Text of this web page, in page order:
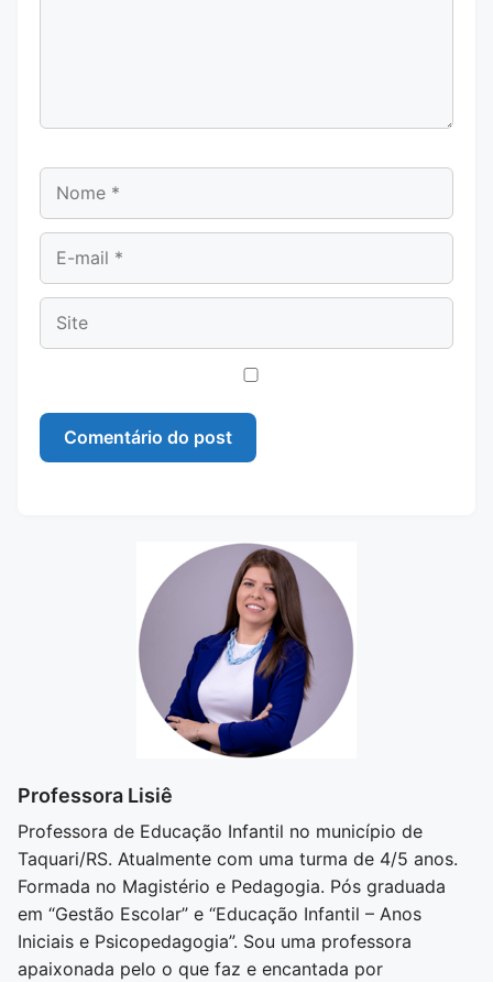
Professora Lisiê
Professora de Educação Infantil no município de
Taquari/RS. Atualmente com uma turma de 4/5 anos.
Formada no Magistério e Pedagogia. Pós graduada
em “Gestão Escolar” e “Educação Infantil – Anos
Iniciais e Psicopedagogia”. Sou uma professora
apaixonada pelo o que faz e encantada por